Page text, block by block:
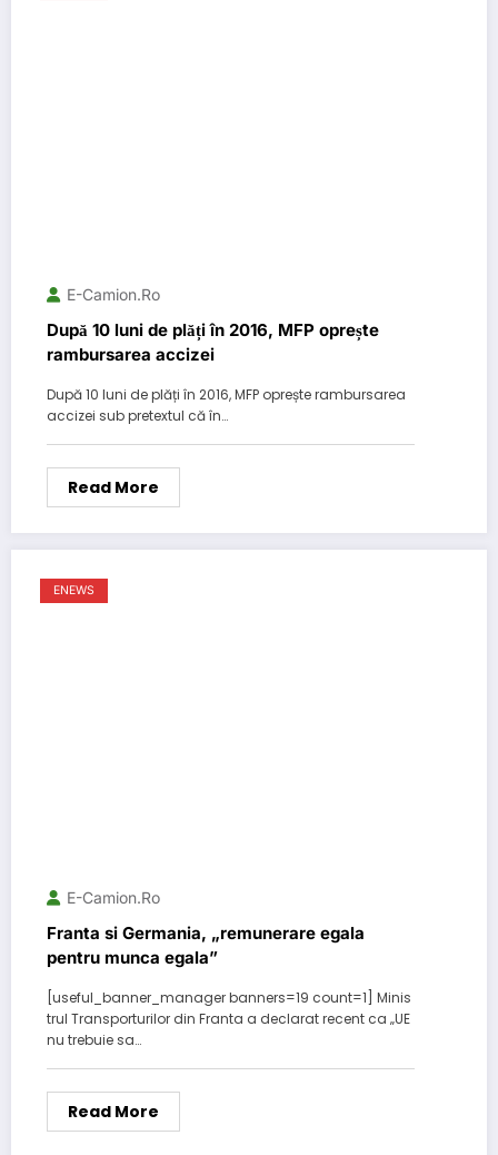
E-Camion.ro
După 10 luni de plăți în 2016, MFP oprește
rambursarea accizei
După 10 luni de plăți în 2016, MFP oprește rambursarea
accizei sub pretextul că în…
Read More
ENEWS
E-Camion.ro
Franta si Germania, „remunerare egala
pentru munca egala”
[useful_banner_manager banners=19 count=1] Minis
trul Transporturilor din Franta a declarat recent ca „UE
nu trebuie sa…
Read More